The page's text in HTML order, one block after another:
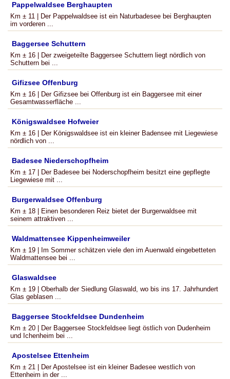
Pappelwaldsee Berghaupten
Km ± 11 | Der Pappelwaldsee ist ein Naturbadesee bei Berghaupten
im vorderen ...
Baggersee Schuttern
Km ± 16 | Der zweigeteilte Baggersee Schuttern liegt nördlich von
Schuttern bei ...
Gifizsee Offenburg
Km ± 16 | Der Gifizsee bei Offenburg ist ein Baggersee mit einer
Gesamtwasserfläche ...
Königswaldsee Hofweier
Km ± 16 | Der Königswaldsee ist ein kleiner Badensee mit Liegewiese
nördlich von ...
Badesee Niederschopfheim
Km ± 17 | Der Badesee bei Noderschopfheim besitzt eine gepflegte
Liegewiese mit ...
Burgerwaldsee Offenburg
Km ± 18 | Einen besonderen Reiz bietet der Burgerwaldsee mit
seinem attraktiven ...
Waldmattensee Kippenheimweiler
Km ± 19 | Im Sommer schätzen viele den im Auenwald eingebetteten
Waldmattensee bei ...
Glaswaldsee
Km ± 19 | Oberhalb der Siedlung Glaswald, wo bis ins 17. Jahrhundert
Glas geblasen ...
Baggersee Stockfeldsee Dundenheim
Km ± 20 | Der Baggersee Stockfeldsee liegt östlich von Dudenheim
und Ichenheim bei ...
Apostelsee Ettenheim
Km ± 21 | Der Apostelsee ist ein kleiner Badesee westlich von
Ettenheim in der ...